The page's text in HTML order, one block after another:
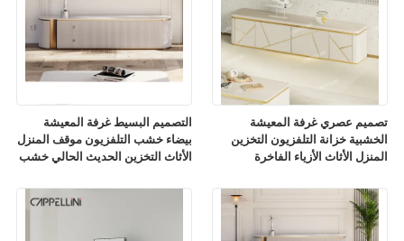
التصميم البسيط غرفة المعيشة
بيضاء خشب التلفزيون موقف المنزل
الأثاث التخزين الحديث الحالي خشب
التلفزيون
تصميم عصري غرفة المعيشة
الخشبية خزانة التلفزيون التخزين
المنزل الأثاث الأزياء الفاخرة